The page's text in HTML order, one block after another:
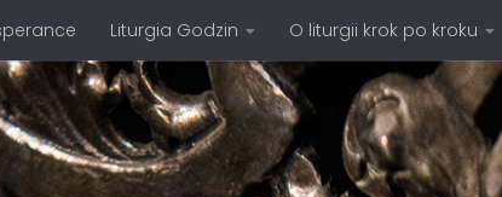
Liturgia Godzin O liturgii krok po kroku